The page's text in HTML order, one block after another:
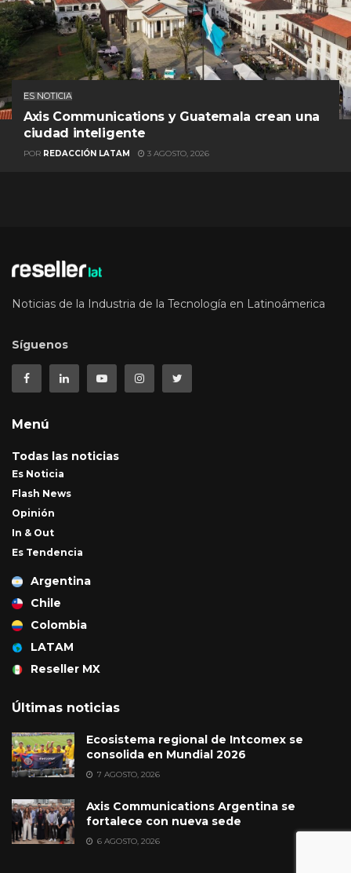
ES NOTICIA
Axis Communications y Guatemala crean una
ciudad inteligente
POR REDACCIÓN LATAM 3 AGOSTO, 2026
Noticias de la Industria de la Tecnología en Latinoámerica
Síguenos
Menú
Todas las noticias
Es Noticia
Flash News
Opinión
In & Out
Es Tendencia
Argentina
Chile
Colombia
LATAM
Reseller MX
Últimas noticias
Ecosistema regional de Intcomex se
consolida en Mundial 2026
7 AGOSTO, 2026
Axis Communications Argentina se
fortalece con nueva sede
6 AGOSTO, 2026